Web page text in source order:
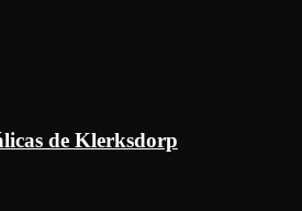
de Klerksdorp